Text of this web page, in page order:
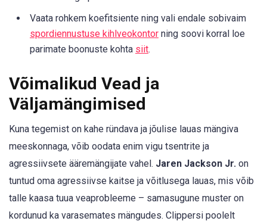
Vaata rohkem koefitsiente ning vali endale sobivaim
spordiennustuse kihlveokontor ning soovi korral loe
parimate boonuste kohta siit.
Võimalikud Vead ja
Väljamängimised
Kuna tegemist on kahe ründava ja jõulise lauas mängiva
meeskonnaga, võib oodata enim vigu tsentrite ja
agressiivsete ääremängijate vahel. Jaren Jackson Jr. on
tuntud oma agressiivse kaitse ja võitlusega lauas, mis võib
talle kaasa tuua veaprobleeme – samasugune muster on
kordunud ka varasemates mängudes. Clippersi poolelt